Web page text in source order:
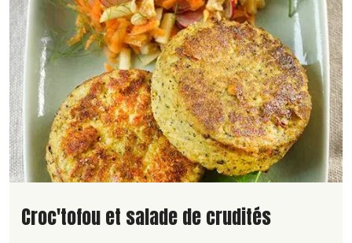
Lire la suite de la recette
Croc'tofou et salade de crudités